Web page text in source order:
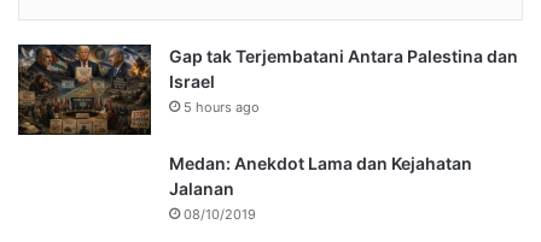
Gap tak Terjembatani Antara Palestina dan
Israel
5 hours ago
Medan: Anekdot Lama dan Kejahatan
Jalanan
08/10/2019